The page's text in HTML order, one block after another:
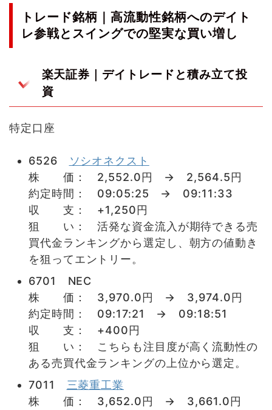
トレード銘柄｜高流動性銘柄へのデイト
レ参戦とスイングでの堅実な買い増し
楽天証券｜デイトレードと積み立て投
資
特定口座
6526
ソシオネクスト
株 価： 2,552.0円 → 2,564.5円
約定時間： 09:05:25 → 09:11:33
収 支： +1,250円
狙 い： 活発な資金流入が期待できる売
買代金ランキングから選定し、朝方の値動き
を狙ってエントリー。
6701 NEC
株 価： 3,970.0円 → 3,974.0円
約定時間： 09:17:21 → 09:18:51
収 支： +400円
狙 い： こちらも注目度が高く流動性の
ある売買代金ランキングの上位から選定。
7011 三菱重工業
株 価： 3,652.0円 → 3,661.0円